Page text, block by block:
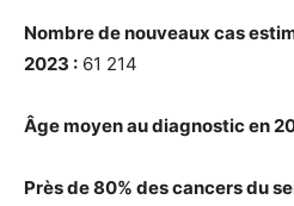
Nombre de nouveaux cas
2023 : 61 214
Âge moyen au diagnostic en
Près de 80% des cancers du